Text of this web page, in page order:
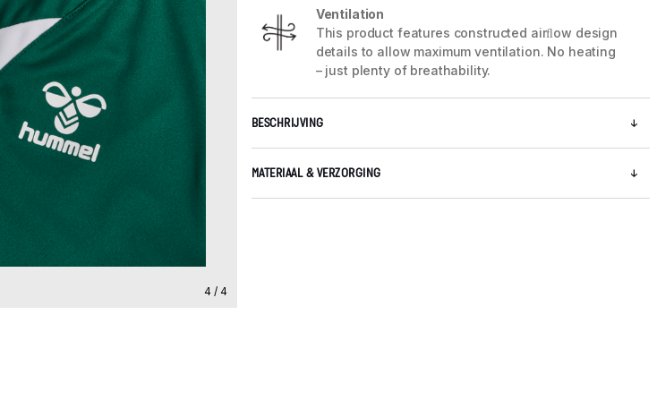
4 / 4
Ventilation
This product features constructed airﬂow design
details to allow maximum ventilation. No heating
– just plenty of breathability.
BESCHRIJVING
MATERIAAL & VERZORGING